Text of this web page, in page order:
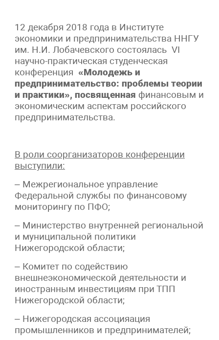
12 декабря 2018 года в Институте
экономики и предпринимательства ННГУ
им. Н.И. Лобачевского состоялась VI
научно-практическая студенческая
конференция «Молодежь и
предпринимательство: проблемы теории
и практики», посвященная финансовым и
экономическим аспектам российского
предпринимательства.
В роли соорганизаторов конференции
выступили:
– Межрегиональное управление
Федеральной службы по финансовому
мониторингу по ПФО;
– Министерство внутренней региональной
и муниципальной политики
Нижегородской области;
– Комитет по содействию
внешнеэкономической деятельности и
иностранным инвестициям при ТПП
Нижегородской области;
– Нижегородская ассоцияация
промышленников и предпринимателей;